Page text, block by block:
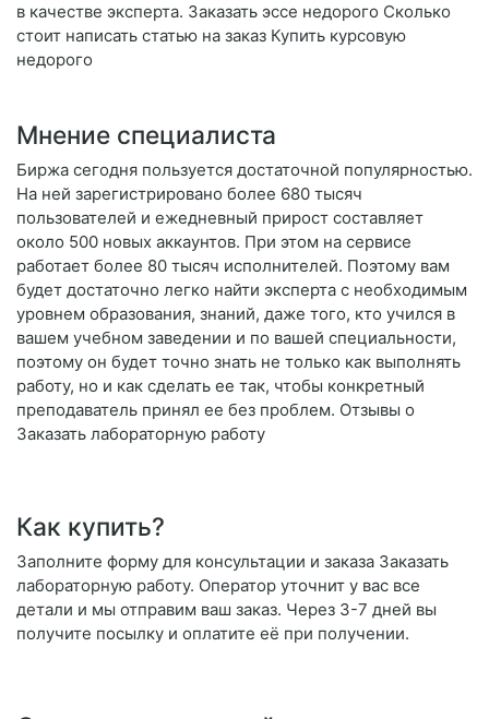
в качестве эксперта. Заказать эссе недорого Сколько
стоит написать статью на заказ Купить курсовую
недорого
Мнение специалиста
Биржа сегодня пользуется достаточной популярностью.
На ней зарегистрировано более 680 тысяч
пользователей и ежедневный прирост составляет
около 500 новых аккаунтов. При этом на сервисе
работает более 80 тысяч исполнителей. Поэтому вам
будет достаточно легко найти эксперта с необходимым
уровнем образования, знаний, даже того, кто учился в
вашем учебном заведении и по вашей специальности,
поэтому он будет точно знать не только как выполнять
работу, но и как сделать ее так, чтобы конкретный
преподаватель принял ее без проблем. Отзывы о
Заказать лабораторную работу
Как купить?
Заполните форму для консультации и заказа Заказать
лабораторную работу. Оператор уточнит у вас все
детали и мы отправим ваш заказ. Через 3-7 дней вы
получите посылку и оплатите её при получении.